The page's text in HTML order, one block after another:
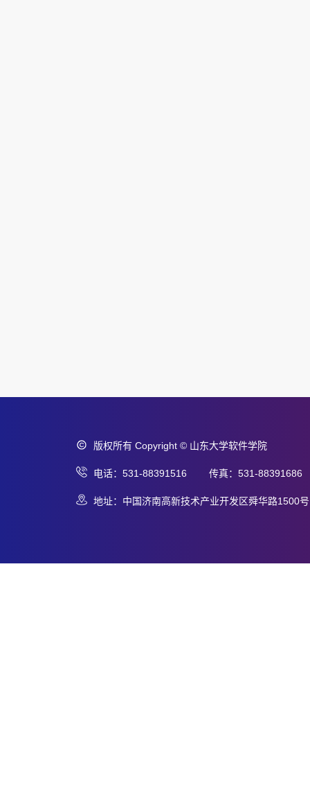
版权所有 Copyright © 山东大学软件学院
电话：531-88391516 传真：531-88391686
地址：中国济南高新技术产业开发区舜华路